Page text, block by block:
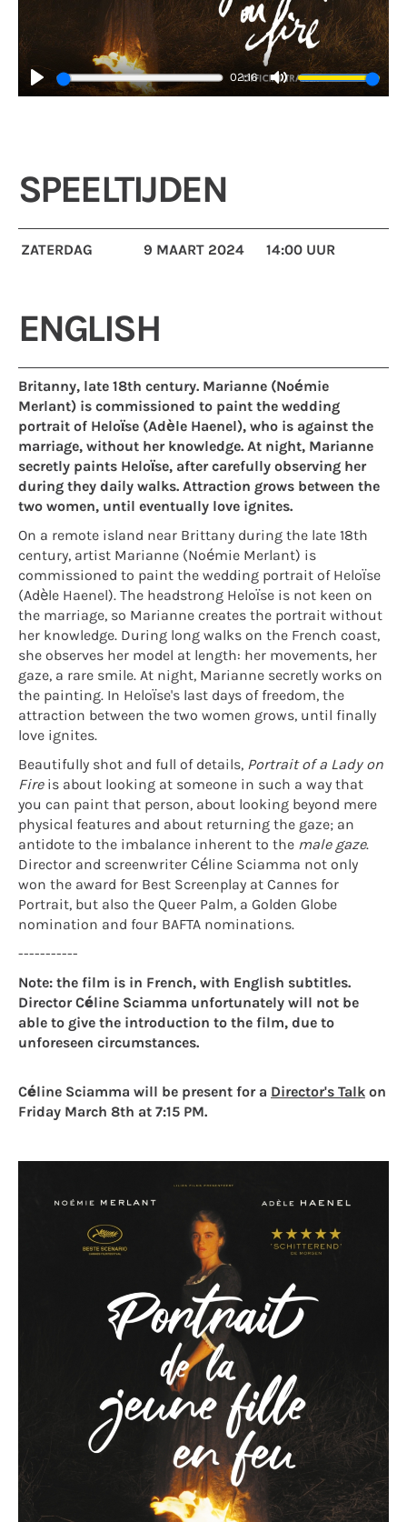
Play
02:16
Mute
SPEELTIJDEN
ZATERDAG 9 MAART 2024 14:00 UUR
ENGLISH
Britanny, late 18th century. Marianne (Noémie
Merlant) is commissioned to paint the wedding
portrait of Heloïse (Adèle Haenel), who is against the
marriage, without her knowledge. At night, Marianne
secretly paints Heloïse, after carefully observing her
during they daily walks. Attraction grows between the
two women, until eventually love ignites.
On a remote island near Brittany during the late 18th
century, artist Marianne (Noémie Merlant) is
commissioned to paint the wedding portrait of Heloïse
(Adèle Haenel). The headstrong Heloïse is not keen on
the marriage, so Marianne creates the portrait without
her knowledge. During long walks on the French coast,
she observes her model at length: her movements, her
gaze, a rare smile. At night, Marianne secretly works on
the painting. In Heloïse's last days of freedom, the
attraction between the two women grows, until finally
love ignites.
Beautifully shot and full of details, Portrait of a Lady on
Fire is about looking at someone in such a way that
you can paint that person, about looking beyond mere
physical features and about returning the gaze; an
antidote to the imbalance inherent to the male gaze.
Director and screenwriter Céline Sciamma not only
won the award for Best Screenplay at Cannes for
Portrait, but also the Queer Palm, a Golden Globe
nomination and four BAFTA nominations.
-----------
Note: the film is in French, with English subtitles.
Director Céline Sciamma unfortunately will not be
able to give the introduction to the film, due to
unforeseen circumstances.
Céline Sciamma will be present for a Director's Talk on
Friday March 8th at 7:15 PM.